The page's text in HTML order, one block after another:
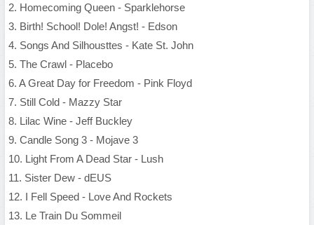
2. Homecoming Queen - Sparklehorse
3. Birth! School! Dole! Angst! - Edson
4. Songs And Silhousttes - Kate St. John
5. The Crawl - Placebo
6. A Great Day for Freedom - Pink Floyd
7. Still Cold - Mazzy Star
8. Lilac Wine - Jeff Buckley
9. Candle Song 3 - Mojave 3
10. Light From A Dead Star - Lush
11. Sister Dew - dEUS
12. I Fell Speed - Love And Rockets
13. Le Train Du Sommeil